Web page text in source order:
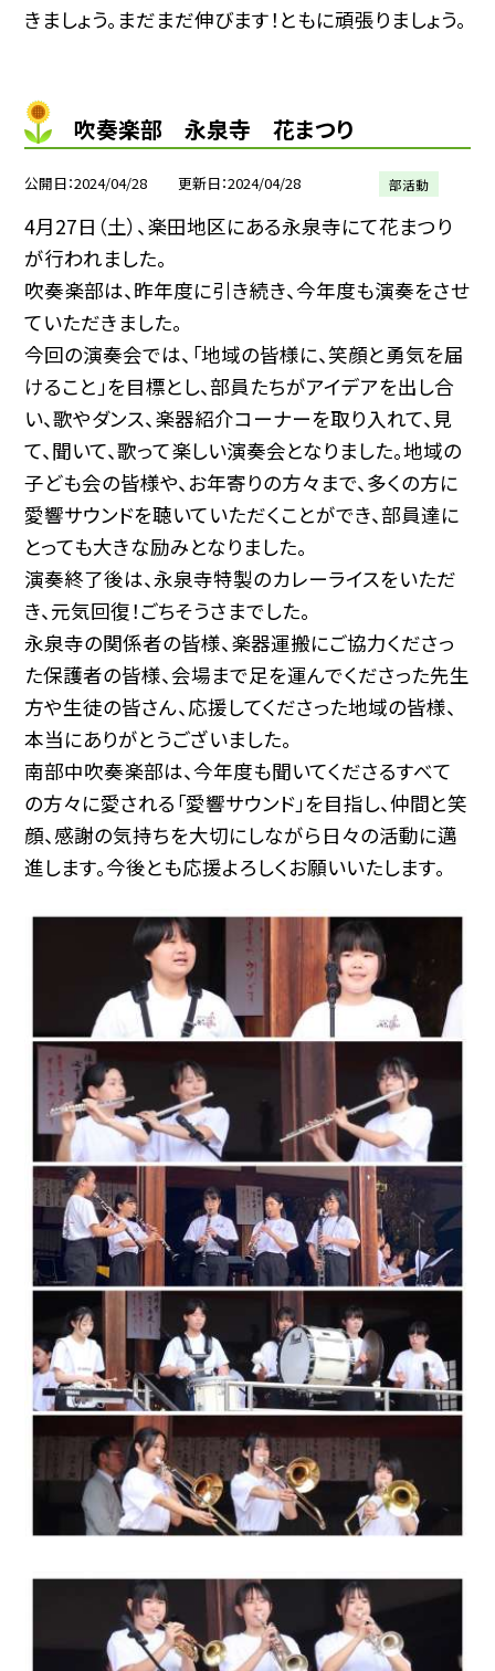
きましょう。まだまだ伸びます！ともに頑張りましょう。
吹奏楽部 永泉寺 花まつり
公開日 2024/04/28 更新日 2024/04/28 部活動
4月27日（土）、楽田地区にある永泉寺にて花まつり
が行われました。
吹奏楽部は、昨年度に引き続き、今年度も演奏をさせ
ていただきました。
今回の演奏会では、「地域の皆様に、笑顔と勇気を届
けること」を目標とし、部員たちがアイデアを出し合
い、歌やダンス、楽器紹介コーナーを取り入れて、見
て、聞いて、歌って楽しい演奏会となりました。地域の
子ども会の皆様や、お年寄りの方々まで、多くの方に
愛響サウンドを聴いていただくことができ、部員達に
とっても大きな励みとなりました。
演奏終了後は、永泉寺特製のカレーライスをいただ
き、元気回復！ごちそうさまでした。
永泉寺の関係者の皆様、楽器運搬にご協力くださっ
た保護者の皆様、会場まで足を運んでくださった先生
方や生徒の皆さん、応援してくださった地域の皆様、
本当にありがとうございました。
南部中吹奏楽部は、今年度も聞いてくださるすべて
の方々に愛される「愛響サウンド」を目指し、仲間と笑
顔、感謝の気持ちを大切にしながら日々の活動に邁
進します。今後とも応援よろしくお願いいたします。